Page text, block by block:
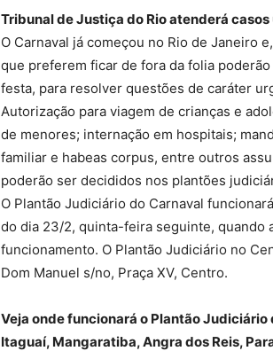
Tribunal de Justiça do Rio atenderá
O Carnaval já começou no Rio de Janeiro
que preferem ficar de fora da folia
festa, para resolver questões de caráter
Autorização para viagem de crianças e
de menores; internação em hospitais;
familiar e habeas corpus, entre outros
poderão ser decididos nos plantões
O Plantão Judiciário do Carnaval
do dia 23/2, quinta-feira seguinte, quando
funcionamento. O Plantão Judiciário no
Dom Manuel s/no, Praça XV, Centro.
Veja onde funcionará o Plantão
Itaguaí, Mangaratiba, Angra dos Reis,